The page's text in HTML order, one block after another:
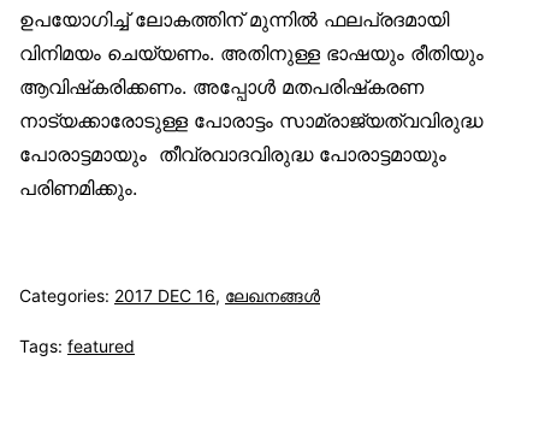
ഉപയോഗിച്ച് ലോകത്തിന് മുന്നില്‍ ഫലപ്രദമായി
വിനിമയം ചെയ്യണം. അതിനുള്ള ഭാഷയും രീതിയും
ആവിഷ്‌കരിക്കണം. അപ്പോള്‍ മതപരിഷ്‌കരണ
നാട്യക്കാരോടുള്ള പോരാട്ടം സാമ്രാജ്യത്വവിരുദ്ധ
പോരാട്ടമായും തീവ്രവാദവിരുദ്ധ പോരാട്ടമായും
പരിണമിക്കും.
Categories: 2017 DEC 16, ലേഖനങ്ങള്‍
Tags: featured